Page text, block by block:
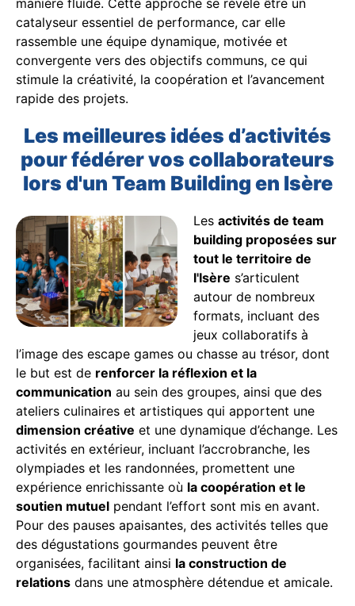
catalyseur essentiel de performance, car elle
rassemble une équipe dynamique, motivée et
convergente vers des objectifs communs, ce qui
stimule la créativité, la coopération et l’avancement
rapide des projets.
Les meilleures idées d’activités
pour fédérer vos collaborateurs
lors d'un Team Building en Isère
Les activités de team
building proposées sur
tout le territoire de
l'Isère s’articulent
autour de nombreux
formats, incluant des
jeux collaboratifs à
l’image des escape games ou chasse au trésor, dont
le but est de renforcer la réflexion et la
communication au sein des groupes, ainsi que des
ateliers culinaires et artistiques qui apportent une
dimension créative et une dynamique d’échange. Les
activités en extérieur, incluant l’accrobranche, les
olympiades et les randonnées, promettent une
expérience enrichissante où la coopération et le
soutien mutuel pendant l’effort sont mis en avant.
Pour des pauses apaisantes, des activités telles que
des dégustations gourmandes peuvent être
organisées, facilitant ainsi la construction de
relations dans une atmosphère détendue et amicale.